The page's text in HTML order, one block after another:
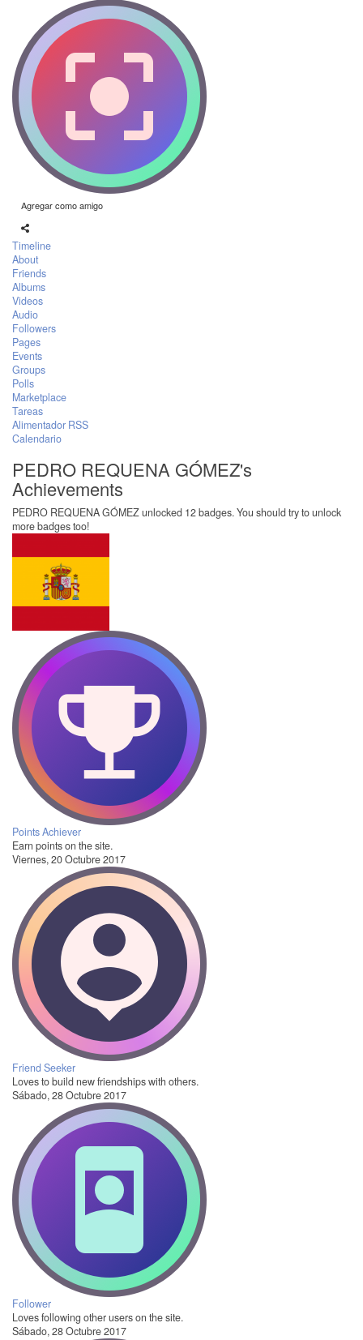
Agregar como amigo
Timeline
About
Friends
Albums
Videos
Audio
Followers
Pages
Events
Groups
Polls
Marketplace
Tareas
Alimentador RSS
Calendario
PEDRO REQUENA GÓMEZ's
Achievements
PEDRO REQUENA GÓMEZ unlocked 12 badges. You should try to unlock
more badges too!
Points Achiever
Earn points on the site.
Viernes, 20 Octubre 2017
Friend Seeker
Loves to build new friendships with others.
Sábado, 28 Octubre 2017
Follower
Loves following other users on the site.
Sábado, 28 Octubre 2017